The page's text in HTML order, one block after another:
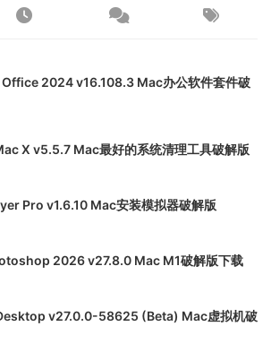
2024 v16.108.3 Mac办公软件套件破
X v5.5.7 Mac最好的系统清理工具破解版
Pro v1.6.10 Mac安装模拟器破解版
2026 v27.8.0 Mac M1破解版下载
v27.0.0-58625 (Beta) Mac虚拟机破